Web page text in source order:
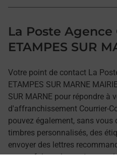
La Poste
ETAMPES SUR
Votre point de contact La
ETAMPES SUR MARNE
SUR MARNE pour répondre à
d'affranchissement Courrier-
pouvez également, sans vous
timbres personnalisés, des
envoyer des lettres
encore faire suivre votre